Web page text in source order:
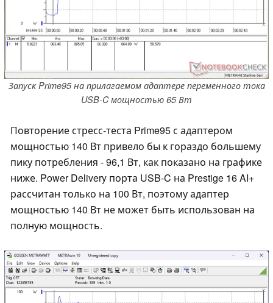
Запуск Prime95 на прилагаемом адаптере переменного тока
USB-C мощностью 65 Вт
Повторение стресс-теста Prime95 с адаптером
мощностью 140 Вт привело бы к гораздо большему
пику потребления - 96,1 Вт, как показано на графике
ниже. Power Delivery порта USB-C на Prestige 16 AI+
рассчитан только на 100 Вт, поэтому адаптер
мощностью 140 Вт не может быть использован на
полную мощность.